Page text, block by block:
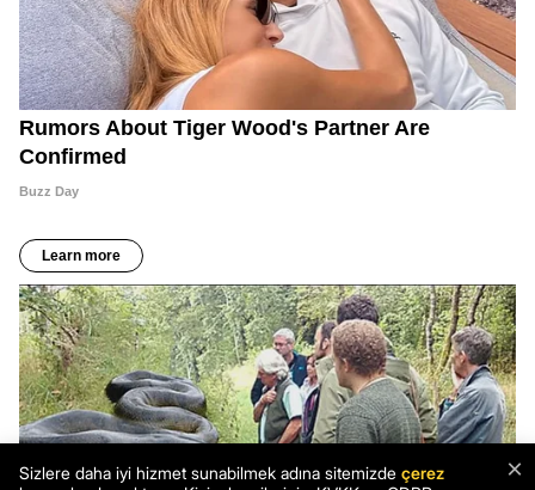
×
Sizlere daha iyi hizmet sunabilmek adına sitemizde çerez